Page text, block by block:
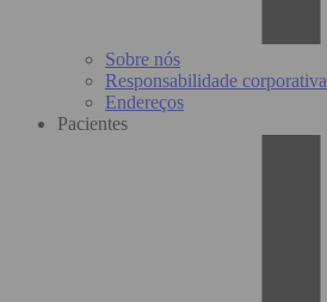
Sobre nós
Responsabilidade corporativa
Endereços
Pacientes